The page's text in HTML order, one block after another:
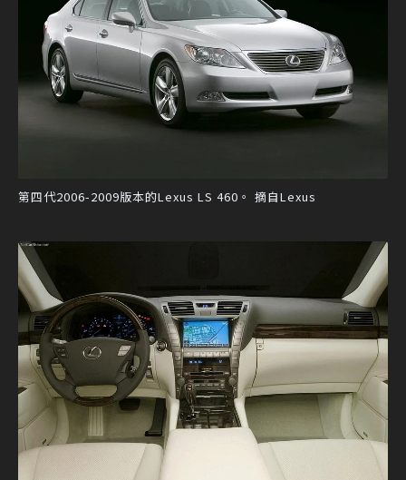
第四代2006-2009版本的Lexus LS 460。 摘自Lexus